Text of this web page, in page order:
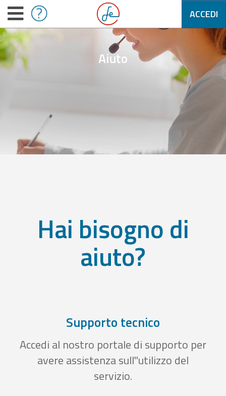
ACCEDI
Aiuto
Hai bisogno di
aiuto?
Supporto tecnico
Accedi al nostro portale di supporto per
avere assistenza sull''utilizzo del
servizio.